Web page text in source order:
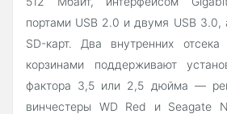
портами USB 2.0 и двумя USB 3.0,
SD-карт. Два внутренних
корзинами поддерживают
фактора 3,5 или 2,5 дюйма —
винчестеры WD Red и Seagate